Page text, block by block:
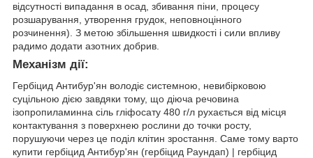
відсутності випадання в осад, збивання піни, процесу
розшарування, утворення грудок, неповноцінного
розчинення). З метою збільшення швидкості і сили впливу
радимо додати азотних добрив.
Механізм дії:
Гербіцид Антибур'ян володіє системною, невибірковою
суцільною дією завдяки тому, що діюча речовина
ізопропиламинна сіль гліфосату 480 г/л рухається від місця
контактування з поверхнею рослини до точки росту,
порушуючи через це поділ клітин зростання. Саме тому варто
купити гербіцид Антибур'ян (гербіцид Раундап) | гербіцид